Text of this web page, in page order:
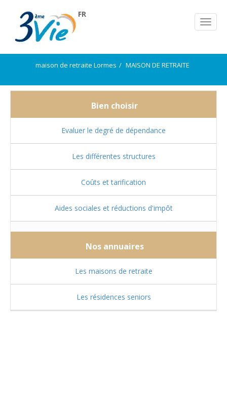
FR
maison de retraite Lormes MAISON DE RETRAITE
Bien choisir
Evaluer le degré de dépendance
Les différentes structures
Coûts et tarification
Aides sociales et réductions d'impôt
Nos annuaires
Les maisons de retraite
Les résidences seniors